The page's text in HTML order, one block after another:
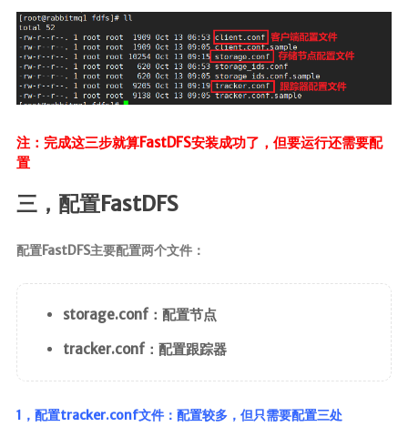
注：完成这三步就算FastDFS安装成功了，但要运行还需要配
置
三，配置FastDFS
配置FastDFS主要配置两个文件：
storage.conf：配置节点
tracker.conf：配置跟踪器
1，配置tracker.conf文件：配置较多，但只需要配置三处